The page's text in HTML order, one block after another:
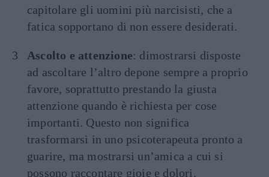
capitolare gli uomini più narcisisti, che a
fatica sopportano di non essere desiderati.
Ascolto e attenzione: dimostrarsi disposte
ad ascoltare l’altro depone sempre a proprio
favore, soprattutto prestando la giusta
attenzione quando è richiesta per cose
importanti. Questo non significa
trasformarsi in uno psicoterapeuta pronto a
guarire, ma mostrarsi un’amica a cui si
possono raccontare gioie e dolori.